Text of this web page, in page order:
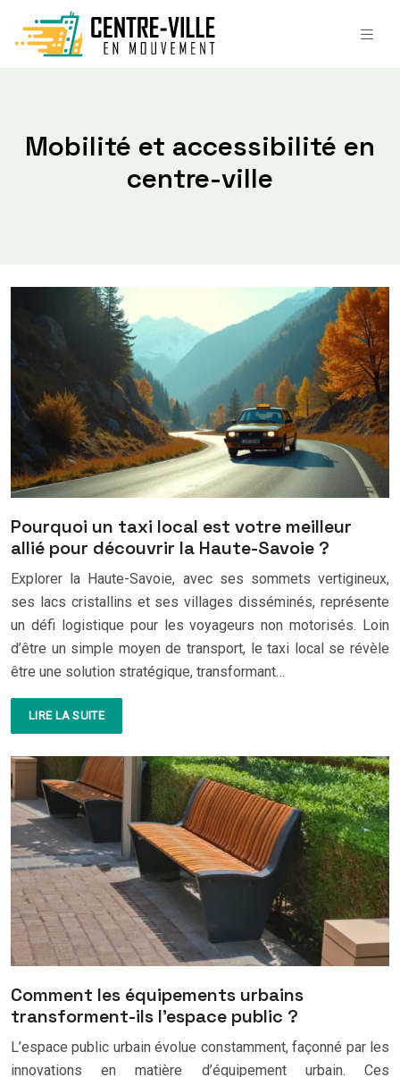
Mobilité et accessibilité en
centre-ville
Pourquoi un taxi local est votre meilleur
allié pour découvrir la Haute-Savoie ?
Explorer la Haute-Savoie, avec ses sommets vertigineux,
ses lacs cristallins et ses villages disséminés, représente
un défi logistique pour les voyageurs non motorisés. Loin
d’être un simple moyen de transport, le taxi local se révèle
être une solution stratégique, transformant…
LIRE LA SUITE
Comment les équipements urbains
transforment-ils l’espace public ?
L’espace public urbain évolue constamment, façonné par les
innovations en matière d’équipement urbain. Ces